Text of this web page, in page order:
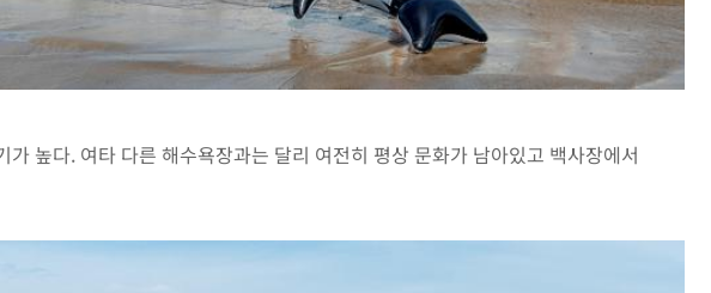
높다. 여타 다른 해수욕장과는 달리 여전히 평상 문화가 남아있고 백사장에서